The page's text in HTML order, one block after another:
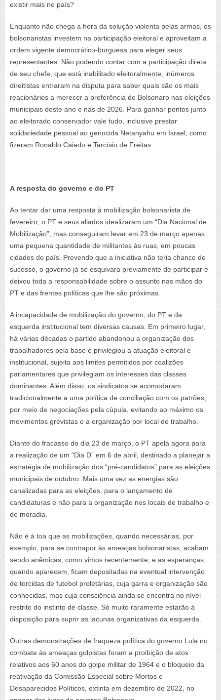
existir mais no país?
Enquanto não chega a hora da solução violenta pelas armas, os
bolsonaristas investem na participação eleitoral e aproveitam a
ordem vigente democrático-burguesa para eleger seus
representantes. Não podendo contar com a participação direta
de seu chefe, que está inabilitado eleitoralmente, inúmeros
direitistas entraram na disputa para saber quais são os mais
reacionários a merecer a preferência de Bolsonaro nas eleições
municipais deste ano e nas de 2026. Para ganhar pontos junto
ao eleitorado conservador vale tudo, inclusive prestar
solidariedade pessoal ao genocida Netanyahu em Israel, como
fizeram Ronaldo Caiado e Tarcísio de Freitas.
A resposta do governo e do PT
Ao tentar dar uma resposta à mobilização bolsonarista de
fevereiro, o PT e seus aliados idealizaram um “Dia Nacional de
Mobilização”, mas conseguiram levar em 23 de março apenas
uma pequena quantidade de militantes às ruas, em poucas
cidades do país. Prevendo que a iniciativa não teria chance de
sucesso, o governo já se esquivara previamente de participar e
deixou toda a responsabilidade sobre o assunto nas mãos do
PT e das frentes políticas que lhe são próximas.
A incapacidade de mobilização do governo, do PT e da
esquerda institucional tem diversas causas. Em primeiro lugar,
há várias décadas o partido abandonou a organização dos
trabalhadores pela base e privilegiou a atuação eleitoral e
institucional, sujeita aos limites permitidos por coalizões
parlamentares que privilegiam os interesses das classes
dominantes. Além disso, os sindicatos se acomodaram
tradicionalmente a uma política de conciliação com os patrões,
por meio de negociações pela cúpula, evitando ao máximo os
movimentos grevistas e a organização por local de trabalho.
Diante do fracasso do dia 23 de março, o PT apela agora para
a realização de um “Dia D” em 6 de abril, destinado a planejar a
estratégia de mobilização dos “pré-candidatos” para as eleições
municipais de outubro. Mais uma vez as energias são
canalizadas para as eleições, para o lançamento de
candidaturas e não para a organização nos locais de trabalho e
de moradia.
Não é à toa que as mobilizações, quando necessárias, por
exemplo, para se contrapor às ameaças bolsonaristas, acabam
sendo anêmicas, como vimos recentemente, e as esperanças,
quando aparecem, ficam depositadas na eventual intervenção
de torcidas de futebol proletárias, cuja garra e organização são
conhecidas, mas cuja consciência ainda se encontra no nível
restrito do instinto de classe. Só muito raramente estarão à
disposição para suprir as lacunas organizativas da esquerda.
Outras demonstrações de fraqueza política do governo Lula no
combate às ameaças golpistas foram a proibição de atos
relativos aos 60 anos do golpe militar de 1964 e o bloqueio da
reativação da Comissão Especial sobre Mortos e
Desaparecidos Políticos, extinta em dezembro de 2022, no